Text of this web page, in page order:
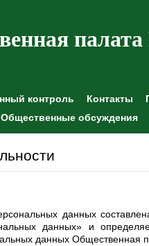
контроль Контакты
Общественные обсуждения
данных
данных» и
данных Общественная